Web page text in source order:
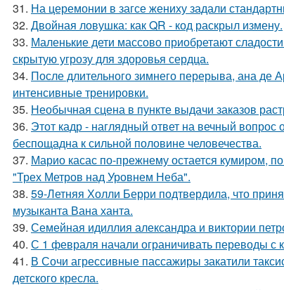
31. На церемонии в загсе жениху задали
32. Двойная ловушка: как QR - код раскрыл измену.
33. Маленькие дети массово приобретают
скрытую угрозу для здоровья сердца.
34. После длительного зимнего перерыва, ана де
интенсивные тренировки.
35. Необычная сцена в пункте выдачи заказов
36. Этот кадр - наглядный ответ на вечный вопрос
беспощадна к сильной половине человечества.
37. Марио касас по-прежнему остается кумиром,
"Трех Метров над Уровнем Неба".
38. 59-Летняя Холли Берри подтвердила, что
музыканта Вана ханта.
39. Семейная идиллия александра и виктории
40. С 1 февраля начали ограничивать переводы с
41. В Сочи агрессивные пассажиры закатили
детского кресла.